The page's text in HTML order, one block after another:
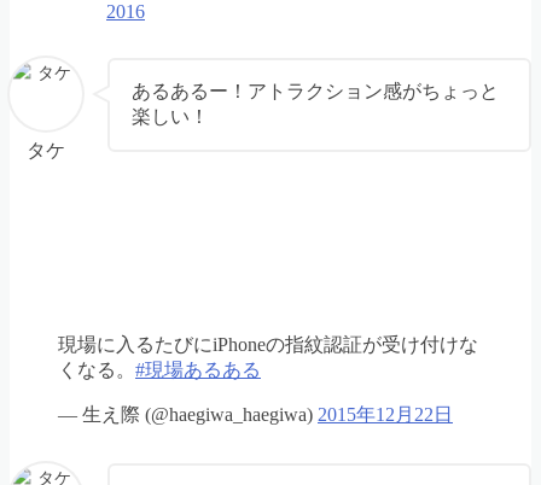
2016
タケ
あるあるー！アトラクション感がちょっと
楽しい！
現場に入るたびにiPhoneの指紋認証が受け付けな
くなる。 #現場あるある
— 生え際 (@haegiwa_haegiwa) 2015年12月22日